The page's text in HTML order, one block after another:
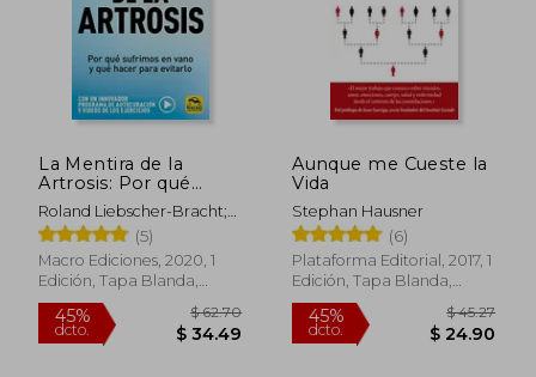
45%
dcto.
45%
La Mentira de la
Artrosis: Por qué
Sufrimos en Vano y
qué Hacer Para
Evitarlo: 10
(Biblioteca del
Bienestar)
Roland Liebscher-Bracht;
Petra Bracht (5)
Macro Ediciones, 2020, 1
Edición, Tapa Blanda,
Nuevo
Aunque me Cueste la
Vida
Stephan Hausner
(6)
Plataforma Editorial, 2017, 1
Edición, Tapa Blanda,
Nuevo